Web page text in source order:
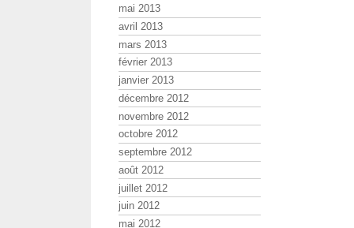
mai 2013
avril 2013
mars 2013
février 2013
janvier 2013
décembre 2012
novembre 2012
octobre 2012
septembre 2012
août 2012
juillet 2012
juin 2012
mai 2012